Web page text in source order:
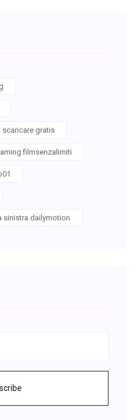
scaricare gratis
filmsenzalimiti
sinistra dailymotion